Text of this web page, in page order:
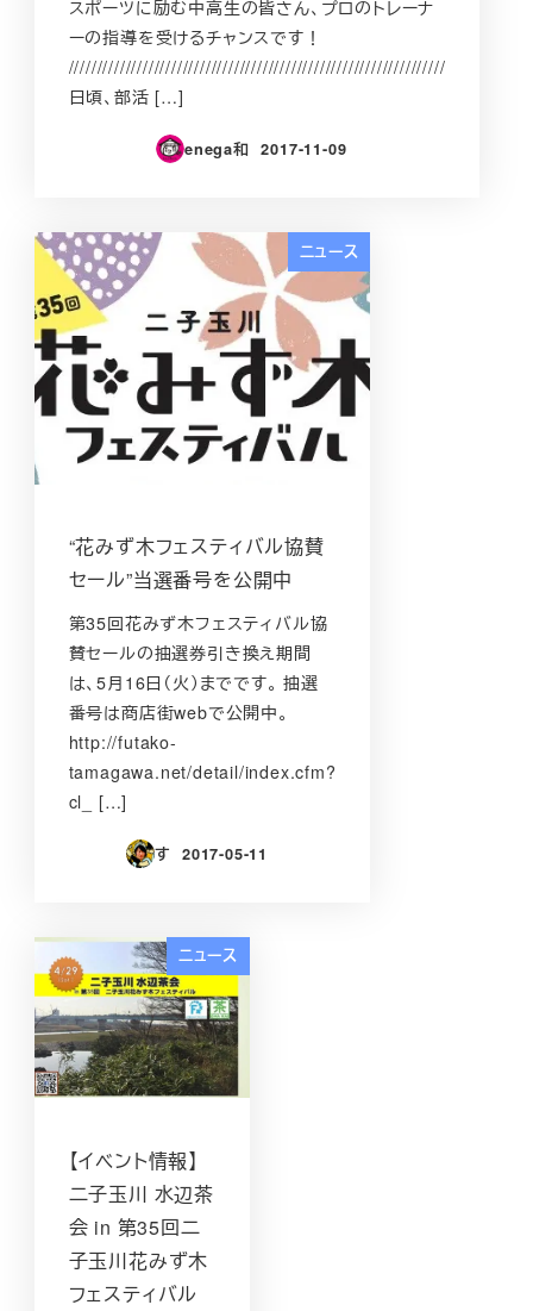
スポーツに励む中高生の皆さん、プロのトレーナ
ーの指導を受けるチャンスです！
//////////////////////////////////////////////////////////////////
日頃、部活 […]
enega和
投稿日
2017-11-09
ニュース
“花みず木フェスティバル協賛
セール”当選番号を公開中
第35回花みず木フェスティバル協
賛セールの抽選券引き換え期間
は、5月16日（火）までです。 抽選
番号は商店街webで公開中。
http://futako-
tamagawa.net/detail/index.cfm?
cl_ […]
す
投稿日
2017-05-11
ニュース
【イベント情報】
二子玉川 水辺茶
会 in 第35回二
子玉川花みず木
フェスティバル